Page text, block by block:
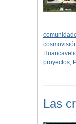
proyectos,
Las